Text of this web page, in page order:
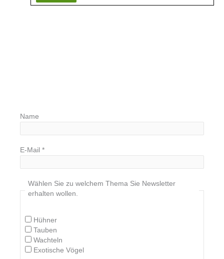
Name
E-Mail *
Wählen Sie zu welchem Thema Sie Newsletter
erhalten wollen.
Hühner
Tauben
Wachteln
Exotische Vögel